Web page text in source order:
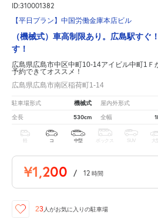
ID:310001382
【平日プラン】中国労働金庫本店ビル
（機械式）車高制限あり。広島駅すぐ
す！
広島県広島市中区中町10-14アイビル中町1Ｆ
予約できてオススメ！
広島県広島市南区稲荷町1-14
駐車場形式 機械式 屋内外形式
全長 530cm 全幅
軽 コ 中型 ボックス SUV 大
¥1,200 / 12 時間
23人がお気に入りの駐車場